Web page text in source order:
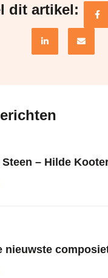
dit artikel:
– Hilde
nieuwste